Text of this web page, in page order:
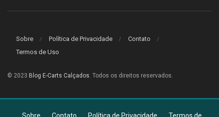
Sobre Política de Privacidade
Contato
Termos de Uso
© 2023 Blog E-Carts Calçados . Todos os direitos reservados.
Sobre Contato Política de Privacidade Termos de